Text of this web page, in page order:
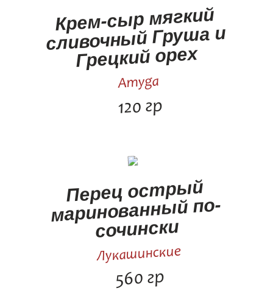
Крем-сыр мягкий
сливочный Груша и
Грецкий орех
Amyga
120 гр
Перец острый
маринованный по-
сочински
Лукашинские
560 гр